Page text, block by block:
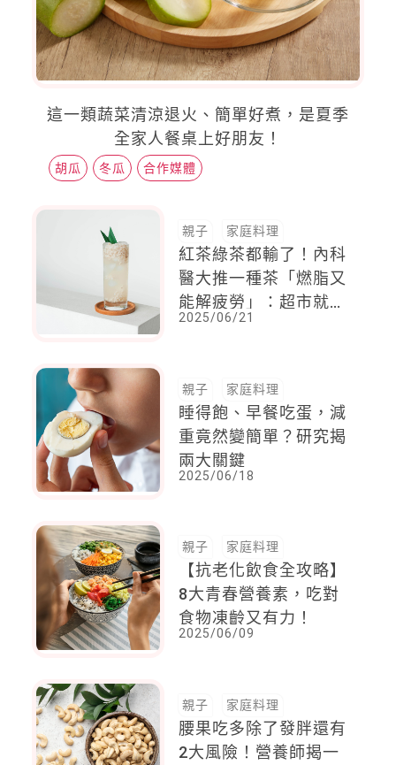
這一類蔬菜清涼退火、簡單好煮，是夏季
全家人餐桌上好朋友！
胡瓜 冬瓜 合作媒體
親子 家庭料理
紅茶綠茶都輸了！內科
醫大推一種茶「燃脂又
能解疲勞」：超市就有
賣
2025/06/21
親子 家庭料理
睡得飽、早餐吃蛋，減
重竟然變簡單？研究揭
兩大關鍵
2025/06/18
親子 家庭料理
【抗老化飲食全攻略】
8大青春營養素，吃對
食物凍齡又有力！
2025/06/09
親子 家庭料理
腰果吃多除了發胖還有
2大風險！營養師揭一